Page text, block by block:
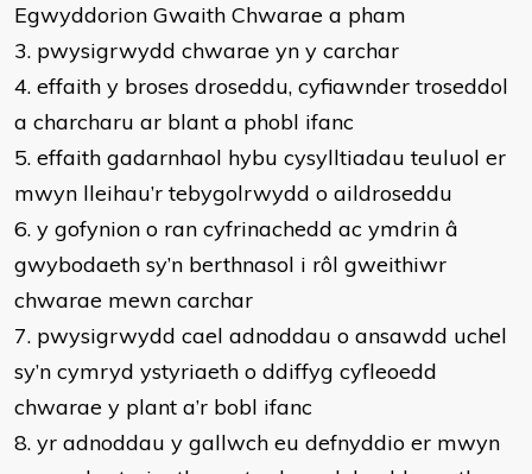
Egwyddorion Gwaith Chwarae a pham
3. pwysigrwydd chwarae yn y carchar
4. effaith y broses droseddu, cyfiawnder troseddol
a charcharu ar blant a phobl ifanc
5. effaith gadarnhaol hybu cysylltiadau teuluol er
mwyn lleihau’r tebygolrwydd o aildroseddu
6. y gofynion o ran cyfrinachedd ac ymdrin â
gwybodaeth sy’n berthnasol i rôl gweithiwr
chwarae mewn carchar
7. pwysigrwydd cael adnoddau o ansawdd uchel
sy’n cymryd ystyriaeth o ddiffyg cyfleoedd
chwarae y plant a’r bobl ifanc
8. yr adnoddau y gallwch eu defnyddio er mwyn